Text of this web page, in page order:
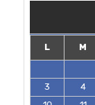
L M
3
4